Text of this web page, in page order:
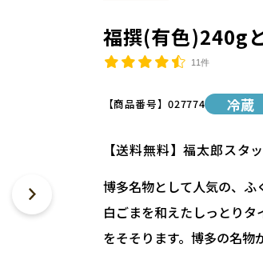
福撰(有色)240g
11件
【商品番号】027774 冷蔵
【送料無料】福太郎スタ
博多名物として人気の、ふ
白ごまを和えたしっとり
をそそります。博多の名物